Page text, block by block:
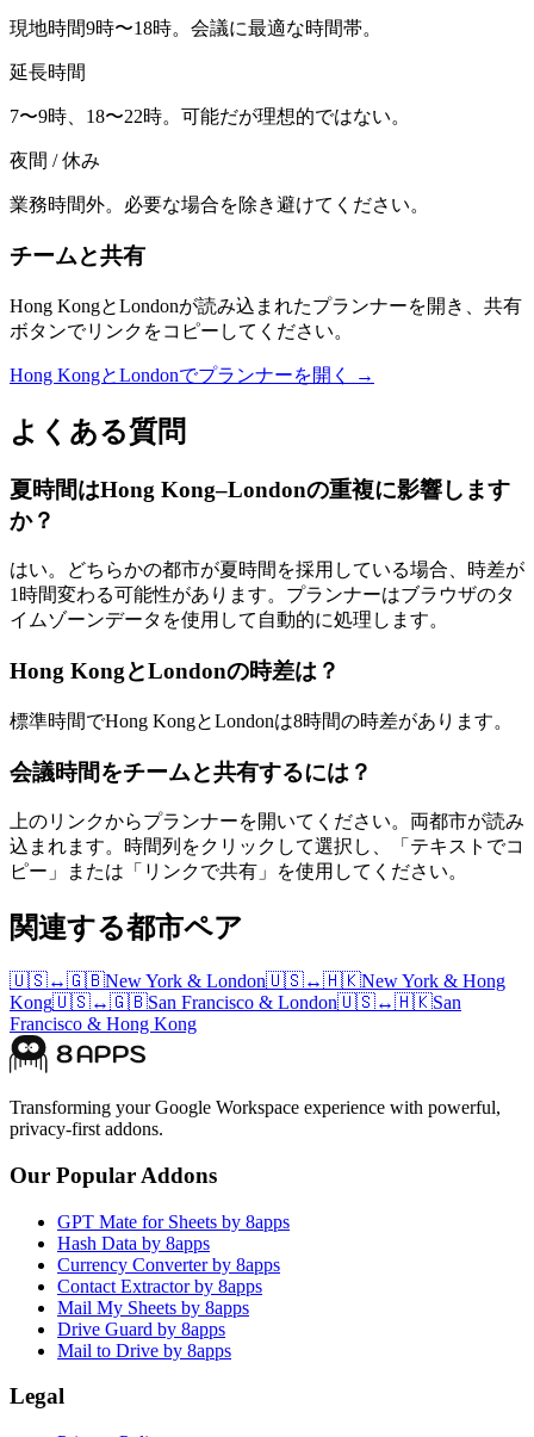
現地時間9時〜18時。会議に最適な時間帯。
延長時間
7〜9時、18〜22時。可能だが理想的ではない。
夜間 / 休み
業務時間外。必要な場合を除き避けてください。
チームと共有
Hong KongとLondonが読み込まれたプランナーを開き、共有
ボタンでリンクをコピーしてください。
Hong KongとLondonでプランナーを開く →
よくある質問
夏時間はHong Kong–Londonの重複に影響します
か？
はい。どちらかの都市が夏時間を採用している場合、時差が
1時間変わる可能性があります。プランナーはブラウザのタ
イムゾーンデータを使用して自動的に処理します。
Hong KongとLondonの時差は？
標準時間でHong KongとLondonは8時間の時差があります。
会議時間をチームと共有するには？
上のリンクからプランナーを開いてください。両都市が読み
込まれます。時間列をクリックして選択し、「テキストでコ
ピー」または「リンクで共有」を使用してください。
関連する都市ペア
🇺🇸↔🇬🇧New York & London🇺🇸↔🇭🇰New York & Hong
Kong🇺🇸↔🇬🇧San Francisco & London🇺🇸↔🇭🇰San
Francisco & Hong Kong
Transforming your Google Workspace experience with powerful,
privacy-first addons.
Our Popular Addons
GPT Mate for Sheets by 8apps
Hash Data by 8apps
Currency Converter by 8apps
Contact Extractor by 8apps
Mail My Sheets by 8apps
Drive Guard by 8apps
Mail to Drive by 8apps
Legal